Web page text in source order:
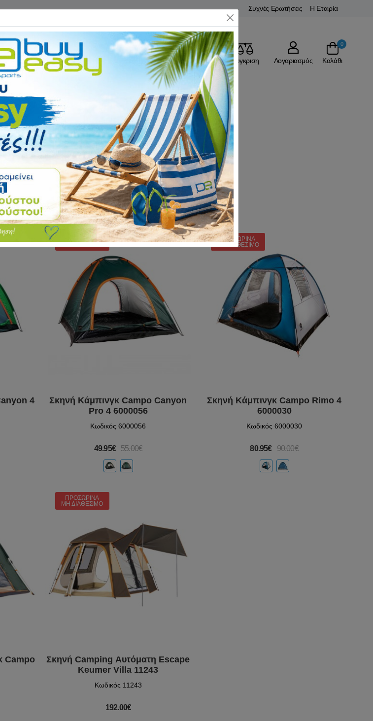
Συχνές Ερωτήσεις Η Εταιρία
Αγαπημένα Σύγκριση Λογαριασμός
0
Καλάθι
ΕΙΔΗ CAMPING Επικοινωνία
ΕΙΔΗ CAMPING Σκηνές Camping
4 / 5 Ατόμων
4
ΠΡΟΣΩΡΙΝΆ
Σκηνή Κάμπινγκ Campo Canyon
Pro 4 6000056
Κωδικός 6000056
49.95€ 55.00€
ΠΡΟΣΩΡΙΝΆ
ΜΗ ΔΙΑΘΈΣΙΜΟ
Σκηνή Κάμπινγκ Campo Rimo 4
6000030
Κωδικός 6000030
80.95€ 90.00€
Campo
ΠΡΟΣΩΡΙΝΆ
ΜΗ ΔΙΑΘΈΣΙΜΟ
Σκηνή Camping Αυτόματη Escape
Keumer Villa 11243
Κωδικός 11243
192.00€
Close